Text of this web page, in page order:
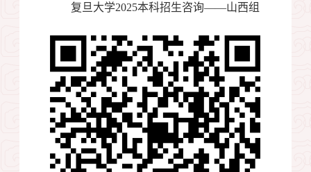
复旦大学2025本科招生咨询——山西组